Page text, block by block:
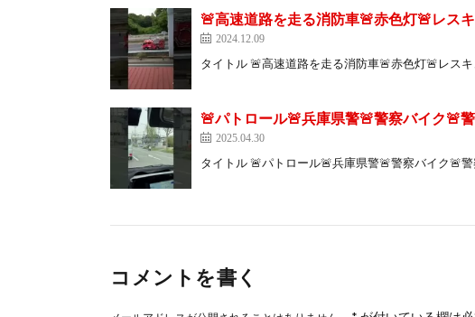
🚨高速道路を走る消防車🚨赤色灯🚨レ
2024.12.09
タイトル 🚨高速道路を走る消防車🚨赤色灯🚨レ
🚨パトロール🚨兵庫県警🚨警察バイク
2025.04.30
タイトル 🚨パトロール🚨兵庫県警🚨警察バイク
コメントを書く